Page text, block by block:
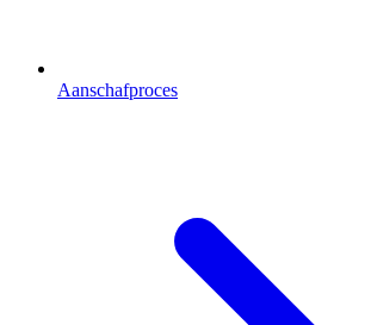
Aanschafproces